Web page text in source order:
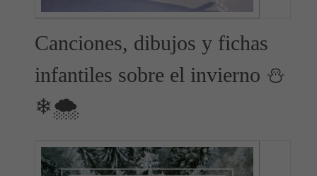
Canciones, dibujos y fichas
infantiles sobre el invierno ⛄
❄🌨